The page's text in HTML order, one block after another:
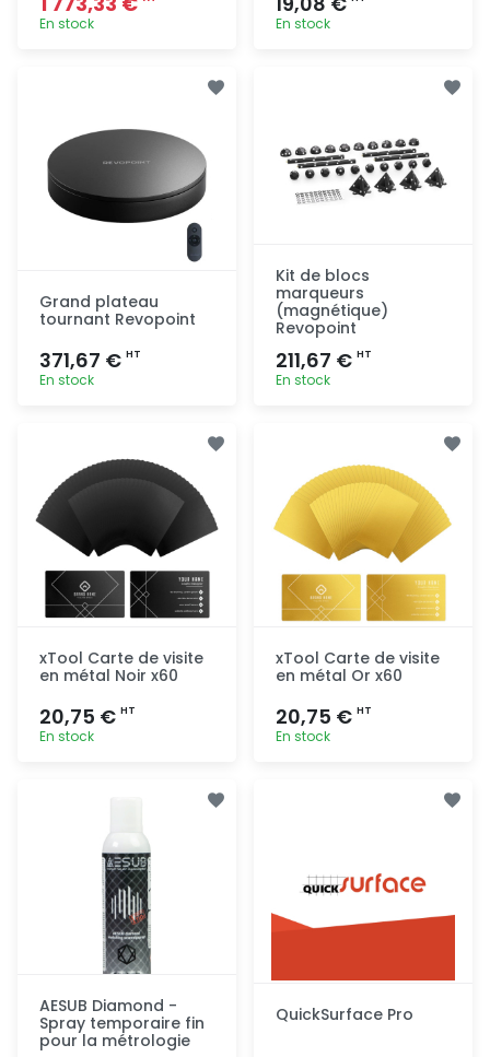
En stock En stock
Grand plateau
tournant Revopoint
371,67 € HT
En stock
Kit de blocs
marqueurs
(magnétique)
Revopoint
211,67 € HT
En stock
xTool Carte de visite
en métal Noir x60
20,75 € HT
En stock
xTool Carte de visite
en métal Or x60
20,75 € HT
En stock
AESUB Diamond -
Spray temporaire fin
pour la métrologie
QuickSurface Pro